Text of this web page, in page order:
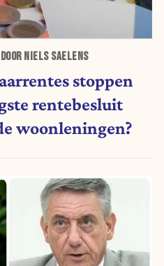
NIELS SAELENS
stoppen
rentebesluit
woonleningen?